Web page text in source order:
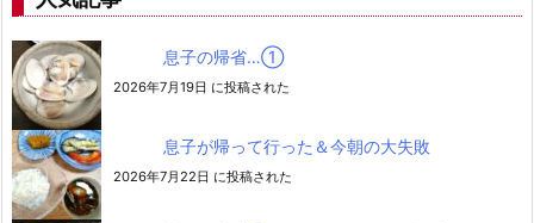
息子の帰省…➀
2026年7月19日 に投稿された
息子が帰って行った＆今朝の大失敗
2026年7月22日 に投稿された